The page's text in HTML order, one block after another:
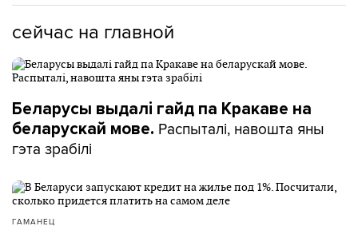
сейчас на главной
Беларусы выдалі гайд па Кракаве на
беларускай мове. Распыталі, навошта яны
гэта зрабілі
ГАМАНЕЦ